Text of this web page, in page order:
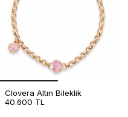
Clovera Altın Bileklik
40.600 TL